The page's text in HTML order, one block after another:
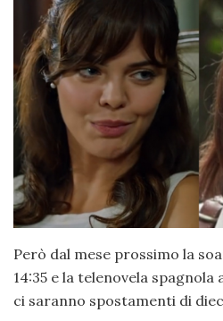
Però dal mese prossimo la
14:35 e la telenovela spagnola
ci saranno spostamenti di